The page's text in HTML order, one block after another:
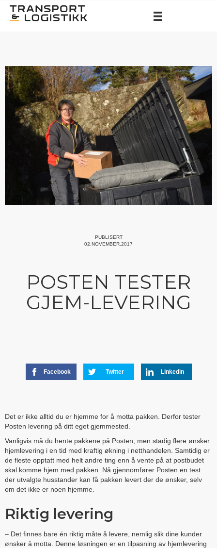
PUBLISERT
02.NOVEMBER.2017
POSTEN TESTER
GJEM-LEVERING
Facebook Twitter Linkedin
Det er ikke alltid du er hjemme for å motta pakken. Derfor tester
Posten levering på ditt eget gjemmested.
Vanligvis må du hente pakkene på Posten, men stadig flere ønsker
hjemlevering i en tid med kraftig økning i netthandelen. Samtidig er
de fleste opptatt med helt andre ting enn å vente på at postbudet
skal komme hjem med pakken. Nå gjennomfører Posten en test
der utvalgte husstander kan få pakken levert der de ønsker, selv
om det ikke er noen hjemme.
Riktig levering
– Det finnes bare én riktig måte å levere, nemlig slik dine kunder
ønsker å motta. Denne løsningen er en tilpasning av hjemlevering